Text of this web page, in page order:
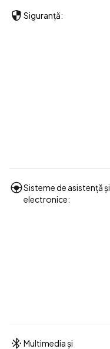
Siguranță:
Sisteme de asistență și
electronice:
Multimedia și